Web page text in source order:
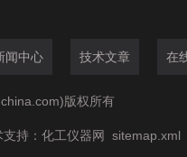
闻中心 技术文章 在
版权所有
持： 化工仪器网 sitemap.xml